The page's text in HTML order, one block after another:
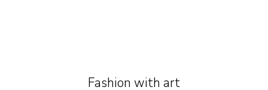
Fashion with art